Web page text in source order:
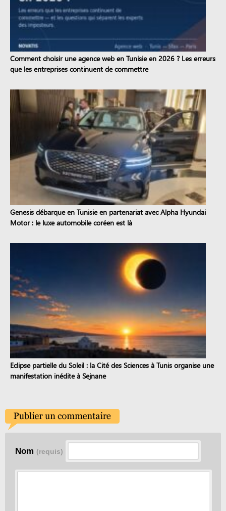
Comment choisir une agence web en Tunisie en 2026 ? Les erreurs
que les entreprises continuent de commettre
Genesis débarque en Tunisie en partenariat avec Alpha Hyundai
Motor : le luxe automobile coréen est là
Eclipse partielle du Soleil : la Cité des Sciences à Tunis organise une
manifestation inédite à Sejnane
Nom (requis)